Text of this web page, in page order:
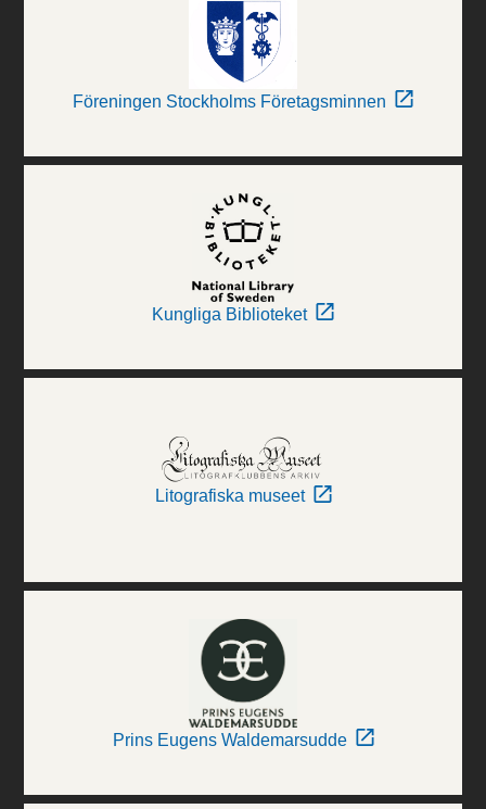
Föreningen Stockholms Företagsminnen
Kungliga Biblioteket
Litografiska museet
Prins Eugens Waldemarsudde